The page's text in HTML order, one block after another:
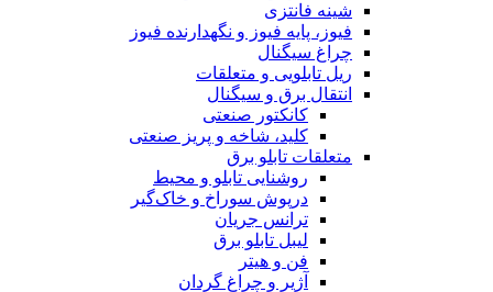
شینه فانتزی
فیوز، پایه فیوز و نگهدارنده فیوز
چراغ سیگنال
ریل تابلویی و متعلقات
انتقال برق و سیگنال
کانکتور صنعتی
کلید، شاخه و پریز صنعتی
متعلقات تابلو برق
روشنایی تابلو و محیط
درپوش سوراخ و خاک‌گیر
ترانس جریان
لیبل تابلو برق
فن و هیتر
آژیر و چراغ گردان